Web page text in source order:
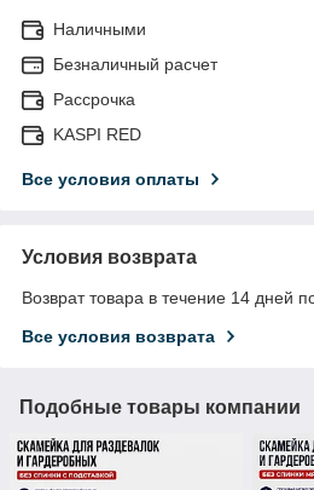
Наличными
Безналичный расчет
Рассрочка
KASPI RED
Все условия оплаты
Условия возврата
Возврат товара в течение 14 дней
Все условия возврата
Подобные товары компании